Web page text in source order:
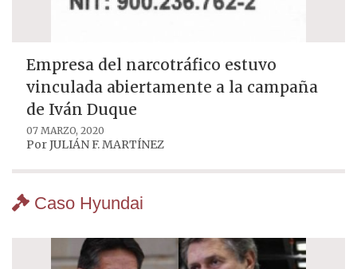
Empresa del narcotráfico estuvo
vinculada abiertamente a la campaña
de Iván Duque
07 MARZO, 2020
PorJULIÁN F. MARTÍNEZ
Caso Hyundai